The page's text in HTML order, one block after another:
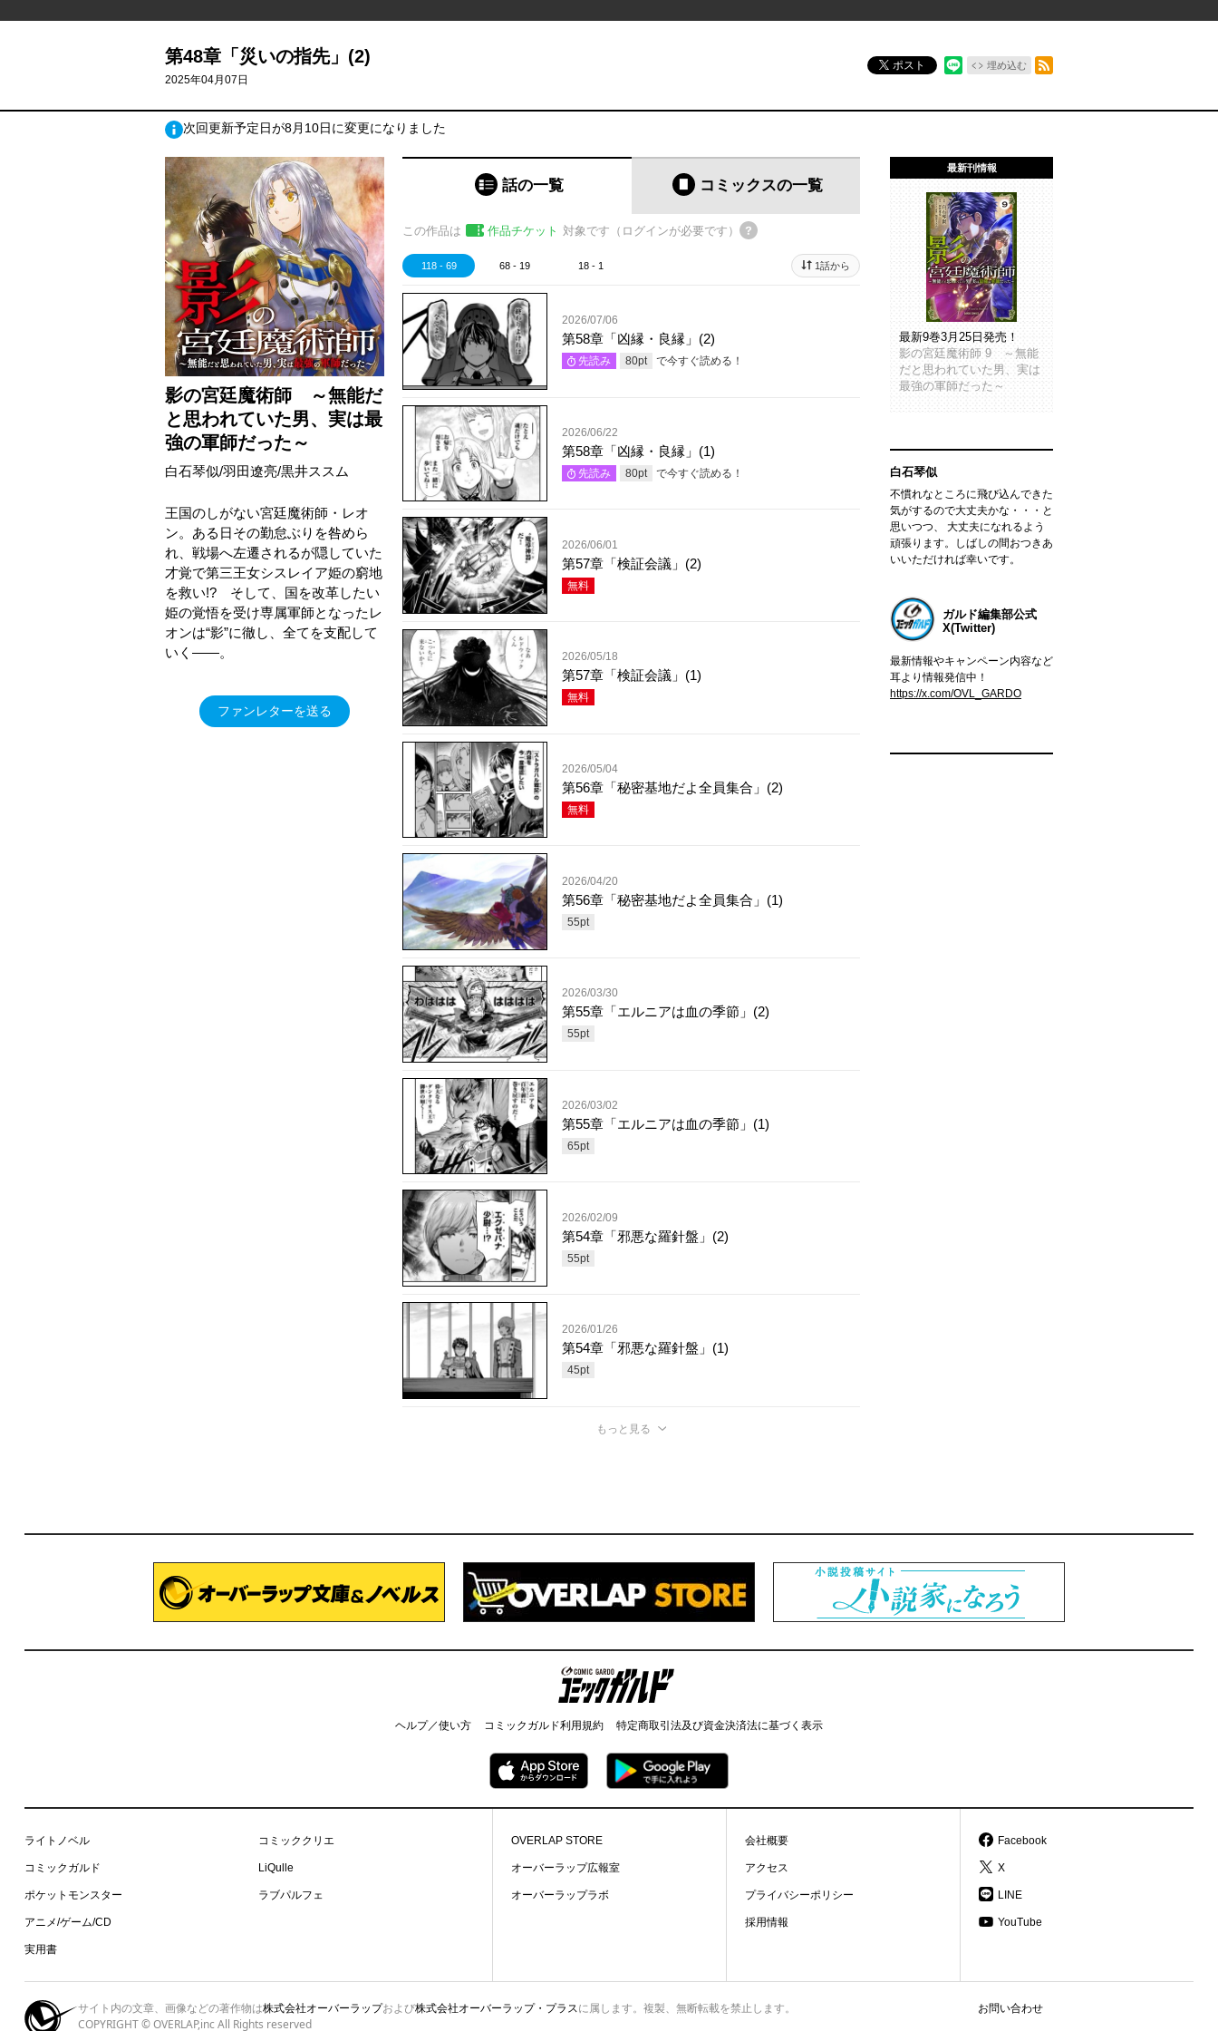
第48章「災いの指先」(2)
2025年04月07日
ポスト 埋め込む
次回更新予定日が8月10日に変更になりました
影の宮廷魔術師 ～無能だ
と思われていた男、実は最
強の軍師だった～
白石琴似/羽田遼亮/黒井ススム
王国のしがない宮廷魔術師・レオ
ン。ある日その勤怠ぶりを咎めら
れ、戦場へ左遷されるが隠していた
才覚で第三王女シスレイア姫の窮地
を救い!? そして、国を改革したい
姫の覚悟を受け専属軍師となったレ
オンは“影”に徹し、全てを支配して
いく――。
ファンレターを送る
話の一覧 コミックスの一覧
この作品は 作品チケット 対象です（ログインが必要です）
118 - 69 68 - 19 18 - 1 1話から
2026/07/06
第58章「凶縁・良縁」(2)
先読み 80pt で今すぐ読める！
2026/06/22
第58章「凶縁・良縁」(1)
先読み 80pt で今すぐ読める！
2026/06/01
第57章「検証会議」(2)
無料
2026/05/18
第57章「検証会議」(1)
無料
2026/05/04
第56章「秘密基地だよ全員集合」(2)
無料
2026/04/20
第56章「秘密基地だよ全員集合」(1)
55pt
2026/03/30
第55章「エルニアは血の季節」(2)
55pt
2026/03/02
第55章「エルニアは血の季節」(1)
65pt
2026/02/09
第54章「邪悪な羅針盤」(2)
55pt
2026/01/26
第54章「邪悪な羅針盤」(1)
45pt
もっと見る
最新刊情報
最新9巻3月25日発売！
影の宮廷魔術師 9 ～無能
だと思われていた男、実は
最強の軍師だった～
白石琴似
不慣れなところに飛び込んできた
気がするので大丈夫かな・・・と
思いつつ、 大丈夫になれるよう
頑張ります。しばしの間おつきあ
いいただければ幸いです。
ガルド編集部公式
X(Twitter)
最新情報やキャンペーン内容など
耳より情報発信中！
https://x.com/OVL_GARDO
コミックガルド
ヘルプ／使い方 コミックガルド利用規約 特定商取引法及び資金決済法に基づく表示
ライトノベル
コミックガルド
ポケットモンスター
アニメ/ゲーム/CD
実用書
コミッククリエ
LiQulle
ラブパルフェ
OVERLAP STORE
オーバーラップ広報室
オーバーラップラボ
会社概要
アクセス
プライバシーポリシー
採用情報
Facebook
X
LINE
YouTube
お問い合わせ
サイト内の文章、画像などの著作物は株式会社オーバーラップおよび株式会社オーバーラップ・プラス に属します。複製、無断転載を禁止します。
COPYRIGHT © OVERLAP,inc All Rights reserved